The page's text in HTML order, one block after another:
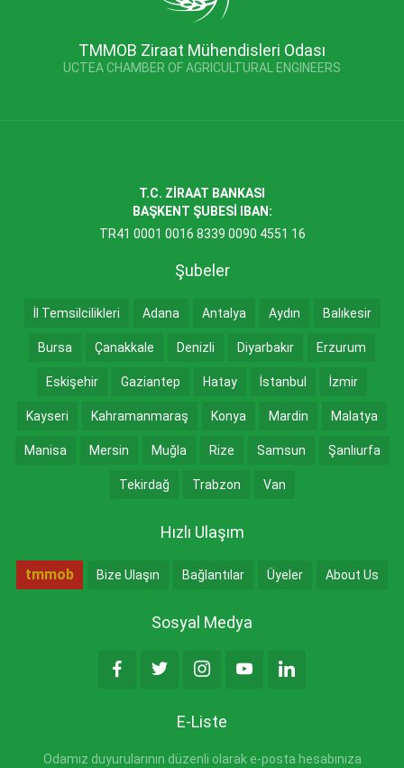
TMMOB Ziraat Mühendisleri Odası
UCTEA CHAMBER OF AGRICULTURAL ENGINEERS
T.C. ZİRAAT BANKASI
BAŞKENT ŞUBESİ IBAN:
TR41 0001 0016 8339 0090 4551 16
Şubeler
İl Temsilcilikleri Adana Antalya Aydın Balıkesir
Bursa Çanakkale Denizli Diyarbakır Erzurum
Eskişehir Gaziantep Hatay İstanbul İzmir
Kayseri Kahramanmaraş Konya Mardin Malatya
Manisa Mersin Muğla Rize Samsun Şanlıurfa
Tekirdağ Trabzon Van
Hızlı Ulaşım
tmmob Bize Ulaşın Bağlantılar Üyeler About Us
Sosyal Medya
E-Liste
Odamız duyurularının düzenli olarak e-posta hesabınıza